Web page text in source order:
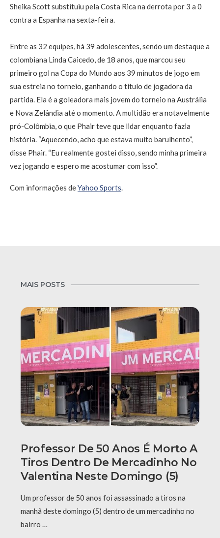
Sheika Scott substituiu pela Costa Rica na derrota por 3 a 0
contra a Espanha na sexta-feira.
Entre as 32 equipes, há 39 adolescentes, sendo um destaque a
colombiana Linda Caicedo, de 18 anos, que marcou seu
primeiro gol na Copa do Mundo aos 39 minutos de jogo em
sua estreia no torneio, ganhando o título de jogadora da
partida. Ela é a goleadora mais jovem do torneio na Austrália
e Nova Zelândia até o momento. A multidão era notavelmente
pró-Colômbia, o que Phair teve que lidar enquanto fazia
história. “Aquecendo, acho que estava muito barulhento”,
disse Phair. “Eu realmente gostei disso, sendo minha primeira
vez jogando e espero me acostumar com isso”.
Com informações deYahoo Sports.
MAIS POSTS
Professor De 50 Anos É Morto A
Tiros Dentro De Mercadinho No
Valentina Neste Domingo (5)
Um professor de 50 anos foi assassinado a tiros na
manhã deste domingo (5) dentro de um mercadinho no
bairro …